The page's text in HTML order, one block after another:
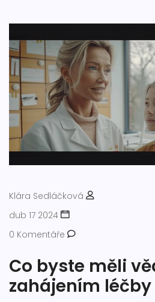
Klára Sedláčková
dub 17 2024
0 Komentáře
Co byste měli
zahájením léčby